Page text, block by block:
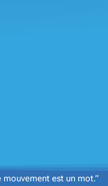
est un mot.”